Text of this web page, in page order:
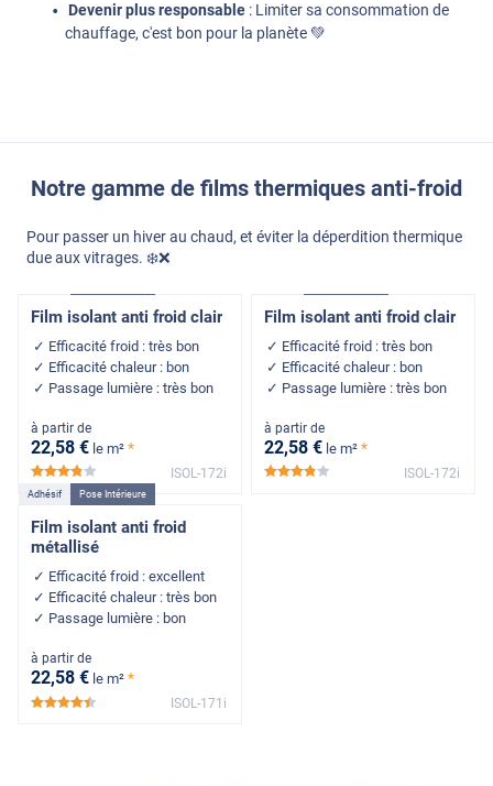
Devenir plus responsable: Limiter sa consommation de
chauffage, c'est bon pour la planète 💚
Notre gamme de films thermiques anti-froid
Pour passer un hiver au chaud, et éviter la déperdition thermique
due aux vitrages. ❄️​❌​
Film isolant anti froid clair
Efficacité froid : très bon
Efficacité chaleur : bon
Passage lumière : très bon
à partir de
22,58 € le m² *
*****
ISOL-172i
Film isolant anti froid clair
Efficacité froid : très bon
Efficacité chaleur : bon
Passage lumière : très bon
à partir de
22,58 € le m² *
*****
ISOL-172i
Adhésif Pose Intérieure
Film isolant anti froid
métallisé
Efficacité froid : excellent
Efficacité chaleur : très bon
Passage lumière : bon
à partir de
22,58 € le m² *
*****
ISOL-171i